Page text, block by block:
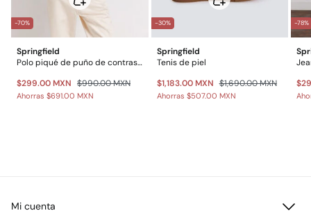
-70%
Springfield
Polo piqué de puño de contraste slim fit
$299.00 MXN $990.00 MXN
Ahorras $691.00 MXN
-30%
Springfield
Tenis de piel
$1,183.00 MXN $1,690.00 MXN
Ahorras $507.00 MXN
-78%
Mi cuenta